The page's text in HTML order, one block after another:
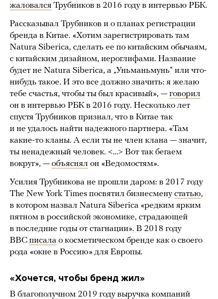
жаловался Трубников в 2016 году в интервью РБК.
Рассказывал Трубников и о планах регистрации
бренда в Китае. «Хотим зарегистрировать там
Natura Siberica, сделать ее по китайским обычаям,
с китайским дизайном, иероглифами. Название
будет не Natura Siberica, а „Уньманьмунь“ или что-
нибудь такое. И это все должно значить: я желаю
тебе счастья, чтобы ты был красивый», — говорил
он в интервью РБК в 2016 году. Несколько лет
спустя Трубников признал, что в Китае так
и не удалось найти надежного партнера. «Там
какие-то кланы. А если ты не член клана — значит,
ты ненадежный человек. <…> Вот так бегаем
вокруг», — объяснял он «Ведомостям».
Усилия Трубникова не прошли даром: в 2017 году
The New York Times посвятил бизнесменустатью,
в котором назвал Natura Siberica «редким ярким
пятном в российской экономике, страдающей
в последние годы от стагнации». В 2018 году
BBC писала о косметическом бренде как о своего
рода «окне в Россию» для Европы.
«Хочется, чтобы бренд жил»
В благополучном 2019 году выручка компаний